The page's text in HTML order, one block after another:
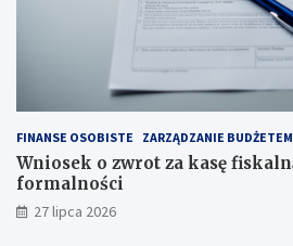
FINANSE OSOBISTE ZARZĄDZANIE BUDŻETEM
Wniosek o zwrot za kasę
formalności
27 lipca 2026